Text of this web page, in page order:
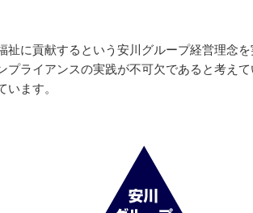
に貢献するという安川グループ経営理念
ライアンスの実践が不可欠であると考え
ます。